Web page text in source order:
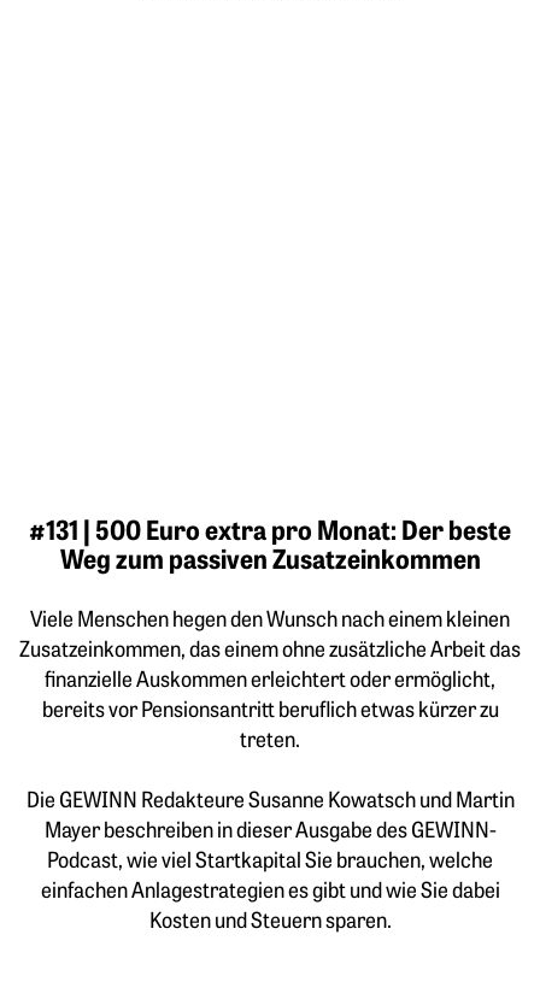
#131 | 500 Euro extra pro Monat: Der beste
Weg zum passiven Zusatzeinkommen
Viele Menschen hegen den Wunsch nach einem kleinen
Zusatzeinkommen, das einem ohne zusätzliche Arbeit das
finanzielle Auskommen erleichtert oder ermöglicht,
bereits vor Pensionsantritt beruflich etwas kürzer zu
treten.
Die GEWINN Redakteure Susanne Kowatsch und Martin
Mayer beschreiben in dieser Ausgabe des GEWINN-
Podcast, wie viel Startkapital Sie brauchen, welche
einfachen Anlagestrategien es gibt und wie Sie dabei
Kosten und Steuern sparen.